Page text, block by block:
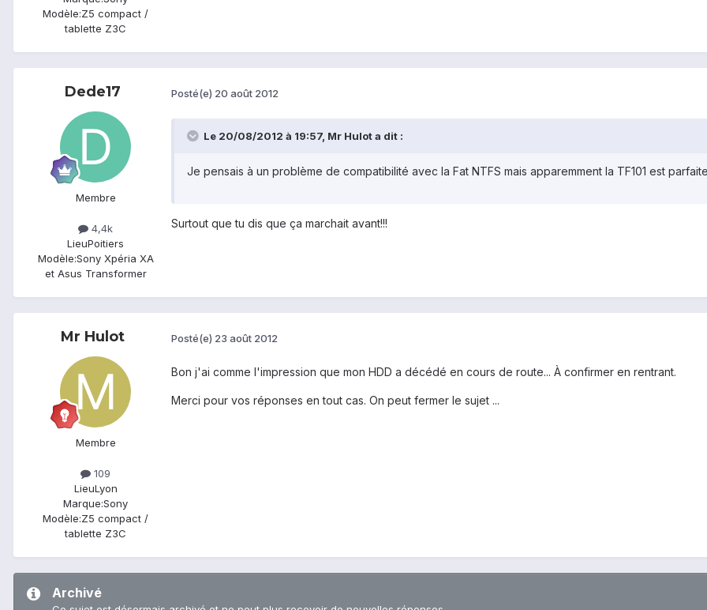
Modèle:Z5 compact /
tablette Z3C
Dede17
Membre
4,4k
LieuPoitiers
Modèle:Sony Xpéria XA
et Asus Transformer
Posté(e) 20 août 2012
Le 20/08/2012 à 19:57, Mr Hulot a dit :
Je pensais à un problème de compatibilité avec la Fat NTFS mais apparemment la TF101 est
Surtout que tu dis que ça marchait avant!!!
Mr Hulot
Membre
109
LieuLyon
Marque:Sony
Modèle:Z5 compact /
tablette Z3C
Posté(e) 23 août 2012
Bon j'ai comme l'impression que mon HDD a décédé en cours de route... À confirmer en rentrant.
Merci pour vos réponses en tout cas. On peut fermer le sujet ...
Archivé